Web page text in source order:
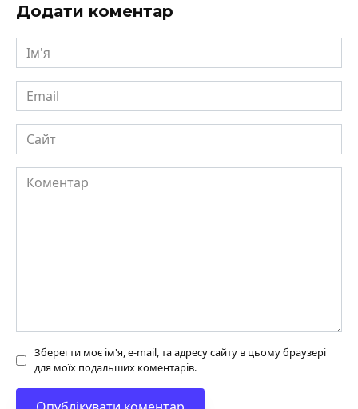
Додати коментар
Ім'я
Email
Сайт
Коментар
Зберегти моє ім'я, e-mail, та адресу сайту в цьому браузері
для моїх подальших коментарів.